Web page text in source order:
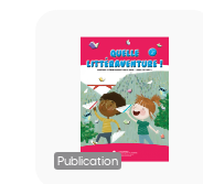
Publication